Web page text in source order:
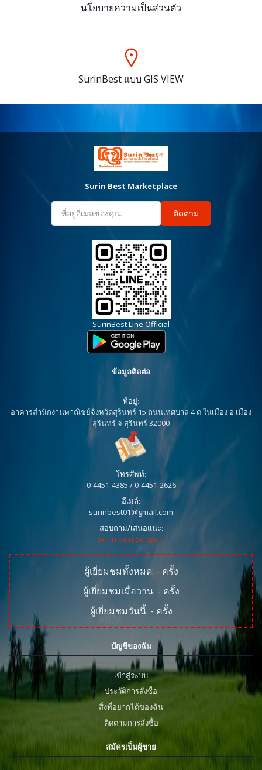
นโยบายความเป็นส่วนตัว
SurinBest แบบ GIS VIEW
Surin Best Marketplace
ติดตาม
SurinBest Line Official
ข้อมูลติดต่อ
ที่อยู่:
อาคารสำนักงานพาณิชย์จังหวัดสุรินทร์ 15 ถนนเทศบาล 4 ต.ในเมือง อ.เมือง
สุรินทร์ จ.สุรินทร์ 32000
โทรศัพท์:
0-4451-4385 / 0-4451-2626
อีเมล์:
surinbest01@gmail.com
สอบถาม/เสนอแนะ:
Surin best Support
ผู้เยี่ยมชมทั้งหมด: - ครั้ง
ผู้เยี่ยมชมเมื่อวาน: - ครั้ง
ผู้เยี่ยมชมวันนี้: - ครั้ง
บัญชีของฉัน
เข้าสู่ระบบ
ประวัติการสั่งซื้อ
สิ่งที่อยากได้ของฉัน
ติดตามการสั่งซื้อ
สมัครเป็นผู้ขาย